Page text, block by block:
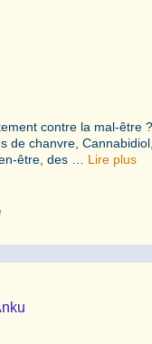
contre la mal-
de chanvre,
être, des … Lire plus